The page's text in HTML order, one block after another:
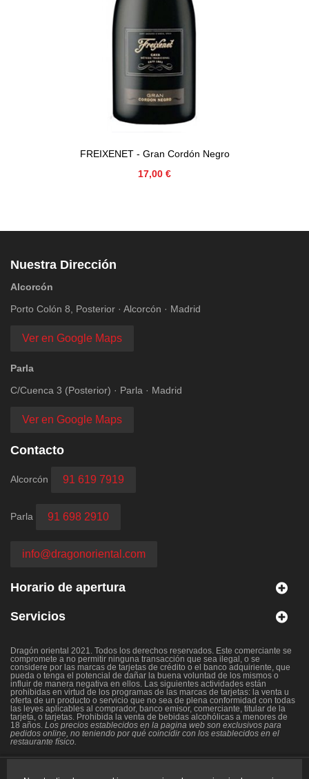
FREIXENET - Gran Cordón Negro
Precio
17,00 €
Nuestra Dirección
Alcorcón
Porto Colón 8, Posterior · Alcorcón · Madrid
Ver en Google Maps
Parla
C/Cuenca 3 (Posterior) · Parla · Madrid
Ver en Google Maps
Contacto
Alcorcón 91 619 7919
Parla 91 698 2910
info@dragonoriental.com
Horario de apertura
Servicios
Dragón oriental 2021. Todos los derechos reservados. Este comerciante se
compromete a no permitir ninguna transacción que sea ilegal, o se
considere por las marcas de tarjetas de crédito o el banco adquiriente, que
pueda o tenga el potencial de dañar la buena voluntad de los mismos o
influir de manera negativa en ellos. Las siguientes actividades están
prohibidas en virtud de los programas de las marcas de tarjetas: la venta u
oferta de un producto o servicio que no sea de plena conformidad con todas
las leyes aplicables al comprador, banco emisor, comerciante, titular de la
tarjeta, o tarjetas. Prohibida la venta de bebidas alcohólicas a menores de
18 años. Los precios establecidos en la pagina web son exclusivos para
pedidos online, no teniendo por qué coincidir con los establecidos en el
restaurante físico.